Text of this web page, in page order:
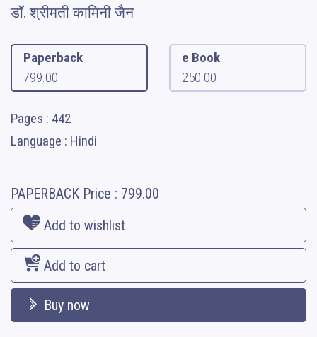
डॉ. श्रीमती कामिनी जैन
Paperback
799.00
e Book
250.00
Pages : 442
Language : Hindi
PAPERBACK Price : 799.00
Add to wishlist
Add to cart
Buy now